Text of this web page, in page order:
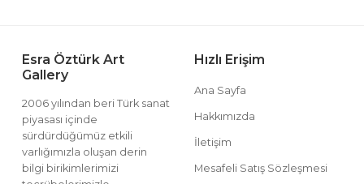
Esra Öztürk Art
Gallery
2006 yılından beri Türk sanat
piyasası içinde
sürdürdüğümüz etkili
varlığımızla oluşan derin
bilgi birikimlerimizi
Hızlı Erişim
Ana Sayfa
Hakkımızda
İletişim
Mesafeli Satış Sözleşmesi